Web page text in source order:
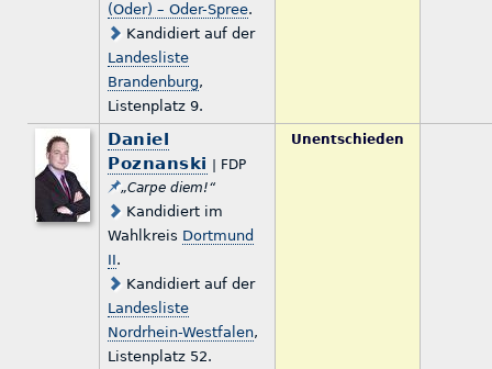
(Oder) – Oder-Spree.
Kandidiert auf der
Landesliste
Brandenburg,
Listenplatz 9.
Daniel
Poznanski
| FDP
„Carpe diem!“
Kandidiert im
Wahlkreis Dortmund
II.
Kandidiert auf der
Landesliste
Nordrhein-Westfalen,
Listenplatz 52.
Unentschieden